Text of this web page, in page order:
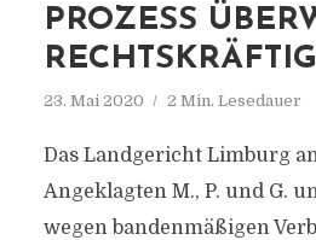
PROZESS
RECHTSKRÄFTIG
23. Mai 2020 2 Min. Lesedauer
Das Landgericht Limburg
Angeklagten M., P. und G.
wegen bandenmäßigen